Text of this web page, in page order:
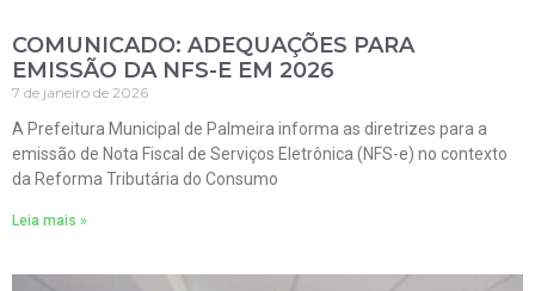
COMUNICADO: ADEQUAÇÕES PARA
EMISSÃO DA NFS-E EM 2026
7 de janeiro de 2026
A Prefeitura Municipal de Palmeira informa as diretrizes para a
emissão de Nota Fiscal de Serviços Eletrônica (NFS-e) no contexto
da Reforma Tributária do Consumo
Leia mais »